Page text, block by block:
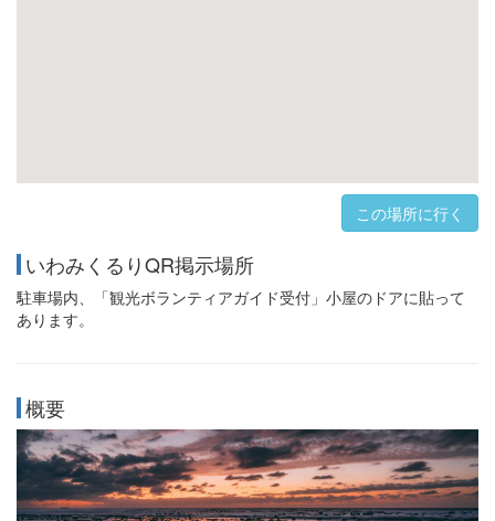
この場所に行く
いわみくるりQR掲示場所
駐車場内、「観光ボランティアガイド受付」小屋のドアに貼って
あります。
概要